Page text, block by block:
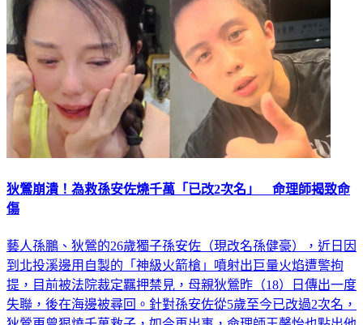
狄鶯崩潰！為救孫安佐燒千萬「已改2次名」 命理師揭致命
傷
藝人孫鵬、狄鶯的26歲獨子孫安佐（現改名孫健豪），近日因
到北投溪邊用自製的「神級火箭槍」噴射出巨量火焰遭警拘
提，目前被法院裁定羈押禁見，母親狄鶯昨（18）日傳出一度
失聯，後在海邊被尋回。針對孫安佐從5歲至今已改過2次名，